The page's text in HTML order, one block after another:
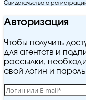
Свидетельство о
Авторизация
Чтобы получить
для агентств и
рассылки,
свой логин и